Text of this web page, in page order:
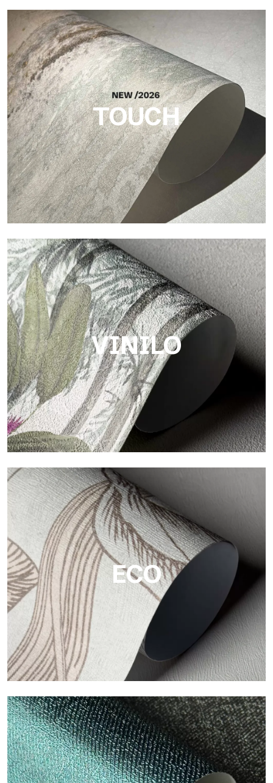
Craft
Acabado inspirado en las fibras naturales, con un relieve
esencial que aporta equilibrio, profundidad y una materialidad
elegante a la superficie.
TOUCH
Touch
Acabado con trama fibrosa e irregular, con una textura suave
que aporta calidez y autenticidad a la superficie.
VINILO
Vinilo
Los acabados vinílicos de los papeles pintados de
Tecnografica ofrecen superficies resistentes, texturizadas y
visualmente sofisticadas.
ECO
ECO
Eco de Tecnografica es el papel pintado ecológico de fibra de
celulosa: soporte sostenible, sin PVC, con colores claros y de
alta calidad.